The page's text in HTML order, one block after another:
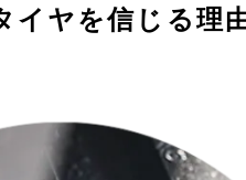
イヤを信じる理